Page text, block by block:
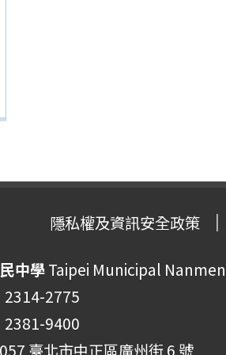
隱私權及資訊安全政策
中學Taipei Municipal
2775
9400
臺北市中正區廣州街 6 號